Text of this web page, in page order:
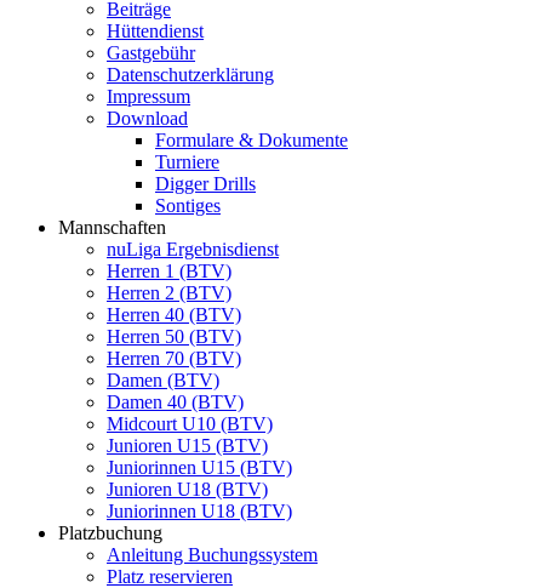
Beiträge
Hüttendienst
Gastgebühr
Datenschutzerklärung
Impressum
Download
Formulare & Dokumente
Turniere
Digger Drills
Sontiges
Mannschaften
nuLiga Ergebnisdienst
Herren 1 (BTV)
Herren 2 (BTV)
Herren 40 (BTV)
Herren 50 (BTV)
Herren 70 (BTV)
Damen (BTV)
Damen 40 (BTV)
Midcourt U10 (BTV)
Junioren U15 (BTV)
Juniorinnen U15 (BTV)
Junioren U18 (BTV)
Juniorinnen U18 (BTV)
Platzbuchung
Anleitung Buchungssystem
Platz reservieren